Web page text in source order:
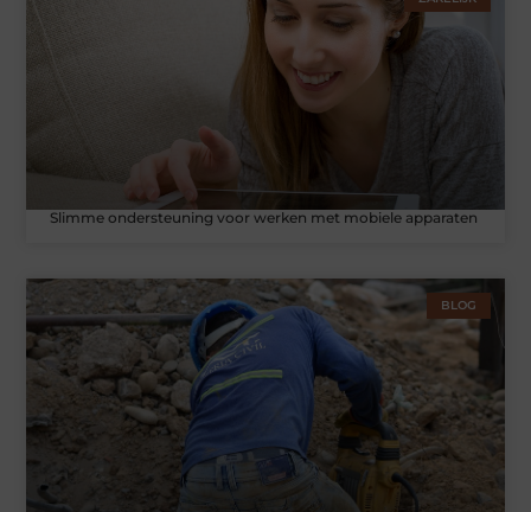
Slimme ondersteuning voor werken met mobiele apparaten
BLOG